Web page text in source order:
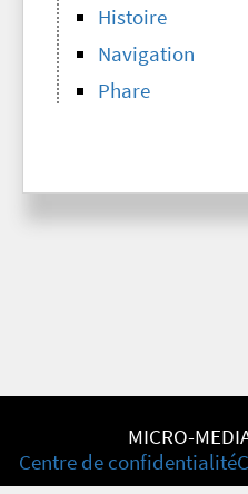
Histoire
Navigation
Phare
MICRO-
Centre de confidentialité